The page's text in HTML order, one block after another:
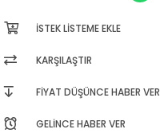
İSTEK LISTEME EKLE
KARŞILAŞTIR
FIYAT DÜŞÜNCE HABER VER
GELINCE HABER VER